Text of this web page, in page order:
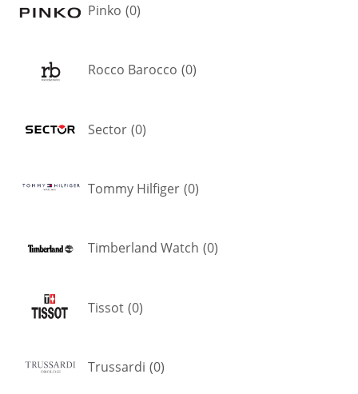
Pinko (0)
Rocco Barocco (0)
Sector (0)
Tommy Hilfiger (0)
Timberland Watch (0)
Tissot (0)
Trussardi (0)